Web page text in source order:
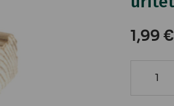
1,99 €
28x95